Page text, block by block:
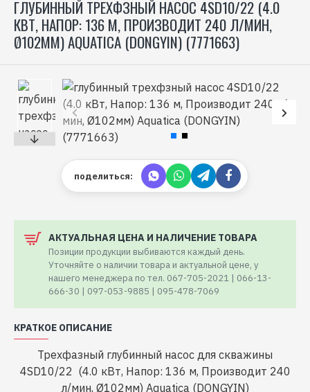
ГЛУБИННЫЙ ТРЕХФЗНЫЙ НАСОС 4SD10/22 (4.0
КВТ, HАПОР: 136 М, ПРОИЗВОДИТ 240 Л/МИН,
Ø102ММ) AQUATICA (DONGYIN) (7771663)
поделиться:
АКТУАЛЬНАЯ ЦЕНА И НАЛИЧЕНИЕ ТОВАРА
Позиции продукции выбиваются каждый день.
Уточняйте о наличии товара и актуальной цене, у
нашего менеджера по тел. 067-705-2021 | 066-13-
666-30 | 097-053-9885 | 095-478-7069
КРАТКОЕ ОПИСАНИЕ
Трехфазный глубинный насос для скважины
4SD10/22 (4.0 кВт, Hапор: 136 м, Производит 240
л/мин, Ø102мм) Aquatica (DONGYIN)